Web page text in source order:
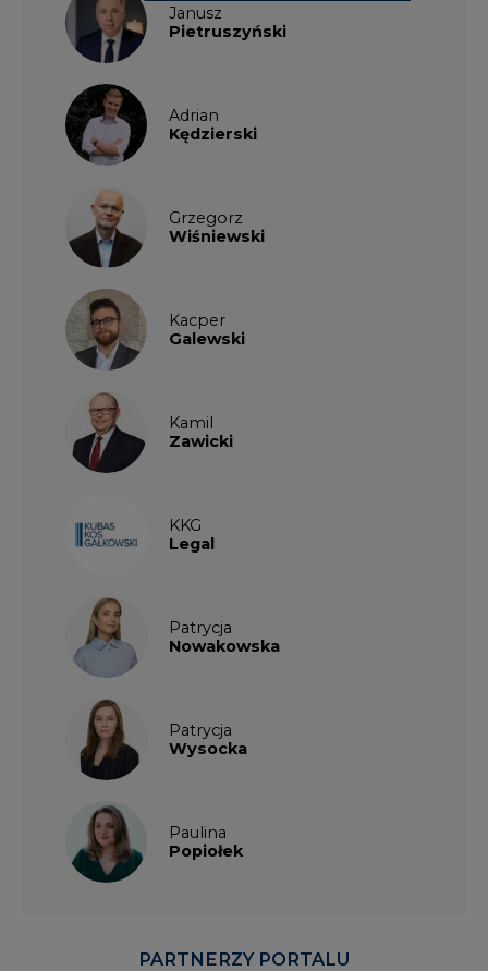
Janusz
Pietruszyński
Adrian
Kędzierski
Grzegorz
Wiśniewski
Kacper
Galewski
Kamil
Zawicki
KKG
Legal
Patrycja
Nowakowska
Patrycja
Wysocka
Paulina
Popiołek
PARTNERZY PORTALU